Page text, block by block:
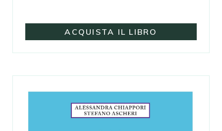
ACQUISTA IL LIBRO